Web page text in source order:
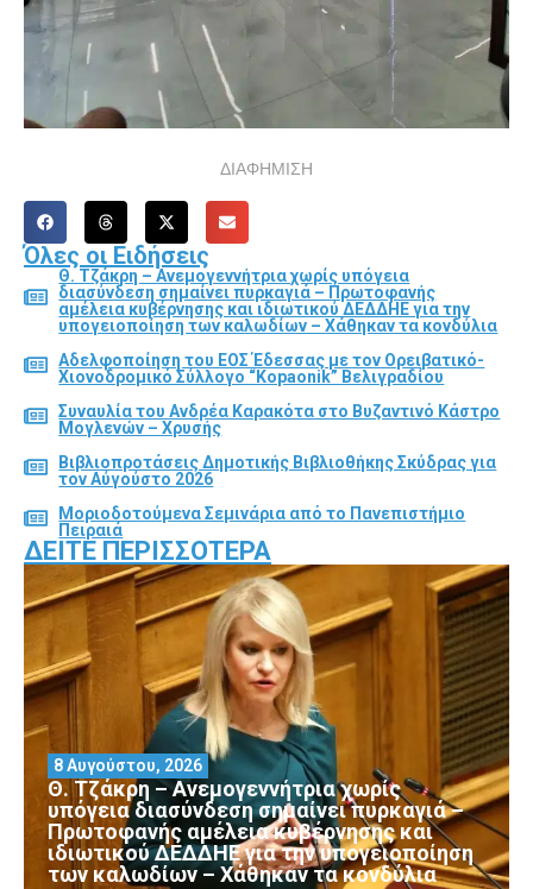
ΔΙΑΦΗΜΙΣΗ
Όλες οι Ειδήσεις
Θ. Τζάκρη – Ανεμογεννήτρια χωρίς υπόγεια
διασύνδεση σημαίνει πυρκαγιά – Πρωτοφανής
αμέλεια κυβέρνησης και ιδιωτικού ΔΕΔΔΗΕ για την
υπογειοποίηση των καλωδίων – Χάθηκαν τα κονδύλια
Αδελφοποίηση του ΕΟΣ Έδεσσας με τον Ορειβατικό-
Χιονοδρομικό Σύλλογο “Kopaonik” Βελιγραδίου
Συναυλία του Ανδρέα Καρακότα στο Βυζαντινό Κάστρο
Μογλενών – Χρυσής
Βιβλιοπροτάσεις Δημοτικής Βιβλιοθήκης Σκύδρας για
τον Αύγούστο 2026
Μοριοδοτούμενα Σεμινάρια από το Πανεπιστήμιο
Πειραιά
ΔΕΊΤΕ ΠΕΡΙΣΣΌΤΕΡΑ
Θ. Τζάκρη – Ανεμογεννήτρια χωρίς
υπόγεια διασύνδεση σημαίνει πυρκαγιά –
Πρωτοφανής αμέλεια κυβέρνησης και
ιδιωτικού ΔΕΔΔΗΕ για την υπογειοποίηση
των καλωδίων – Χάθηκαν τα κονδύλια
8 Αυγούστου, 2026